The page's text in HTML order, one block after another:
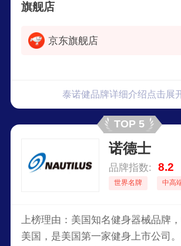
旗舰店
京东旗舰店
泰诺健品牌详细介绍点击展
TOP 5
诺德士
品牌指数: 8.2
世界名牌 中高
上榜理由：美国知名健身器械品牌
美国，是美国第一家健身上市公司